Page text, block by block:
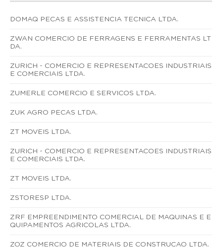
DOMAQ PECAS E ASSISTENCIA TECNICA LTDA.
ZWAN COMERCIO DE FERRAGENS E FERRAMENTAS LT
DA.
ZURICH - COMERCIO E REPRESENTACOES INDUSTRIAIS
E COMERCIAIS LTDA.
ZUMERLE COMERCIO E SERVICOS LTDA.
ZUK AGRO PECAS LTDA.
ZT MOVEIS LTDA.
ZURICH - COMERCIO E REPRESENTACOES INDUSTRIAIS
E COMERCIAIS LTDA.
ZT MOVEIS LTDA.
ZSTORESP LTDA.
ZRF EMPREENDIMENTO COMERCIAL DE MAQUINAS E E
QUIPAMENTOS AGRICOLAS LTDA.
ZOZ COMERCIO DE MATERIAIS DE CONSTRUCAO LTDA.